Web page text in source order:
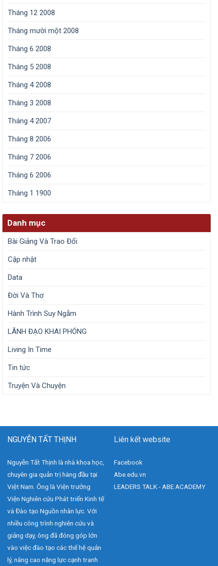
Tháng 12 2008
Tháng mười một 2008
Tháng 6 2008
Tháng 5 2008
Tháng 4 2008
Tháng 3 2008
Tháng 4 2007
Tháng 8 2006
Tháng 7 2006
Tháng 6 2006
Tháng 1 1900
Danh mục
Bài Giảng Và Trao Đổi
Cập nhật
Data
Đời Và Thơ
Hành Trình Suy Ngẫm
LÃNH ĐẠO KHAI PHÓNG
Living In Time
Tin tức
Truyện Và Chuyện
NGUYỄN TẤT THỊNH
Nguyễn Tất Thịnh là nhà khoa học,
chuyên gia quản trị hàng đầu tại
Việt Nam. Ông là Viện trưởng
Viện Nghiên cứu Phát triển Kinh tế
và Đào tạo Nguồn nhân lực. Với
nhiều công trình nghiên cứu và
giảng dạy, ông đã đóng góp lớn
vào việc đào tạo các thế hệ quản
lý, nâng cao năng lực cạnh tranh
Liên kết website
Facebook
Abe.edu.vn
LEADERS TALK - ABE ACADEMY